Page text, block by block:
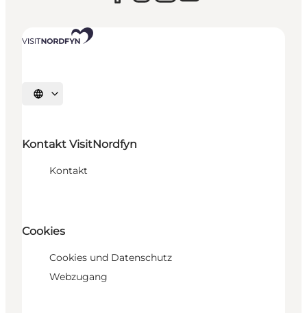
Sprache auswählen
Kontakt VisitNordfyn
Kontakt
Cookies
Cookies und Datenschutz
Webzugang